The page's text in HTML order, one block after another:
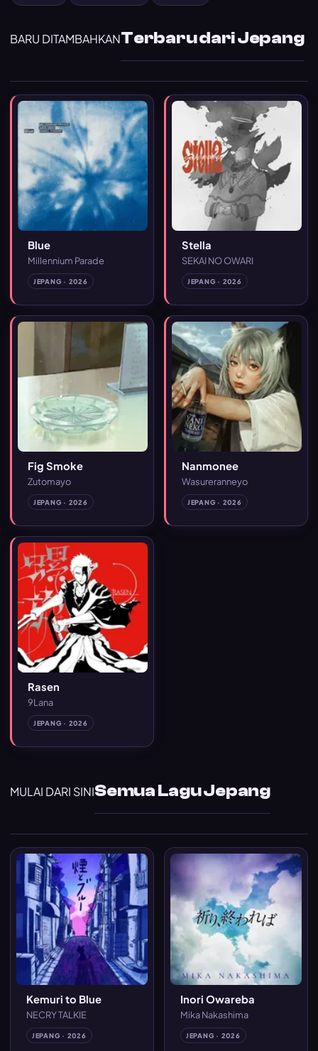
BARU DITAMBAHKANTerbaru dari Jepang
Blue
Millennium Parade
JEPANG · 2026
Stella
SEKAI NO OWARI
JEPANG · 2026
Fig Smoke
Zutomayo
JEPANG · 2026
Nanmonee
Wasureranneyo
JEPANG · 2026
Rasen
9Lana
JEPANG · 2026
MULAI DARI SINISemua Lagu Jepang
Kemuri to Blue
NECRY TALKIE
JEPANG · 2026
Inori Owareba
Mika Nakashima
JEPANG · 2026